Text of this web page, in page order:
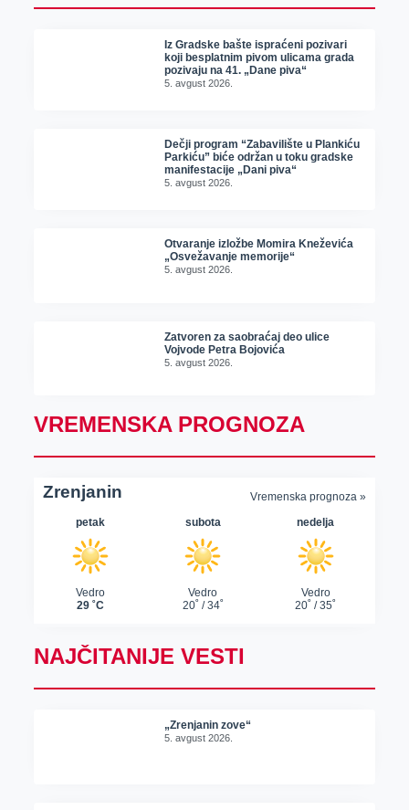
Iz Gradske bašte ispraćeni pozivari
koji besplatnim pivom ulicama grada
pozivaju na 41. „Dane piva“
5. avgust 2026.
Dečji program “Zabavilište u Plankiću
Parkiću” biće održan u toku gradske
manifestacije „Dani piva“
5. avgust 2026.
Otvaranje izložbe Momira Kneževića
„Osvežavanje memorije“
5. avgust 2026.
Zatvoren za saobraćaj deo ulice
Vojvode Petra Bojovića
5. avgust 2026.
VREMENSKA PROGNOZA
NAJČITANIJE VESTI
„Zrenjanin zove“
5. avgust 2026.